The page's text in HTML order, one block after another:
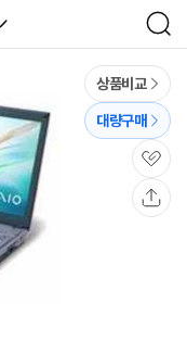
검
색
상품비교
대량구매
관
심